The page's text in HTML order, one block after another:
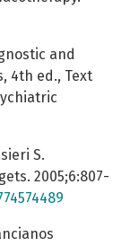
and
4th ed., Text
S.
2005;6:807-